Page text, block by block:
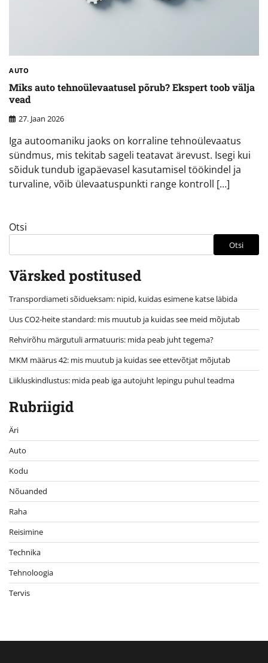
AUTO
Miks auto tehnoülevaatusel põrub? Ekspert toob välja
vead
27. Jaan 2026
Iga autoomaniku jaoks on korraline tehnoülevaatus
sündmus, mis tekitab sageli teatavat ärevust. Isegi kui
sõiduk tundub igapäevasel kasutamisel töökindel ja
turvaline, võib ülevaatuspunkti range kontroll […]
Otsi
Otsi
Värsked postitused
Transpordiameti sõidueksam: nipid, kuidas esimene katse läbida
Uus CO2-heite standard: mis muutub ja kuidas see meid mõjutab
Rehvirõhu märgutuli armatuuris: mida peab juht tegema?
MKM määrus 42: mis muutub ja kuidas see ettevõtjat mõjutab
Liikluskindlustus: mida peab iga autojuht lepingu puhul teadma
Rubriigid
Äri
Auto
Kodu
Nõuanded
Raha
Reisimine
Technika
Tehnoloogia
Tervis